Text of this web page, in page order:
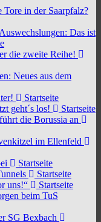
Tore in der Saarpfalz?
Das ist
die zweite Reihe!
Neues aus dem
Startseite
geht´s los!
Startseite
die Borussia an
im Ellenfeld
Startseite
Startseite
uns!“
Startseite
beim TuS
SG Bexbach